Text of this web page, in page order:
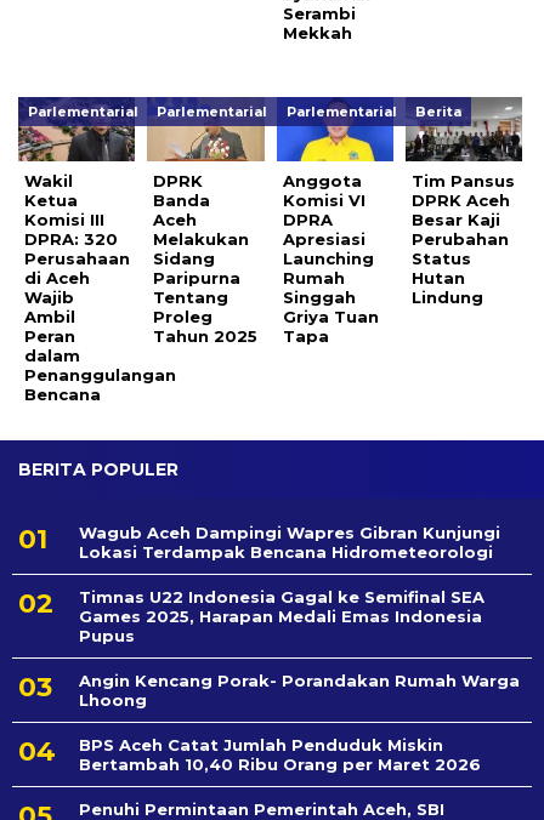
Serambi
Mekkah
Parlementarial
Wakil
Ketua
Komisi III
DPRA: 320
Perusahaan
di Aceh
Wajib
Ambil
Peran
dalam
Penanggulangan
Bencana
Parlementarial
DPRK
Banda
Aceh
Melakukan
Sidang
Paripurna
Tentang
Proleg
Tahun 2025
Parlementarial
Anggota
Komisi VI
DPRA
Apresiasi
Launching
Rumah
Singgah
Griya Tuan
Tapa
Berita
Tim Pansus
DPRK Aceh
Besar Kaji
Perubahan
Status
Hutan
Lindung
BERITA POPULER
Wagub Aceh Dampingi Wapres Gibran Kunjungi
Lokasi Terdampak Bencana Hidrometeorologi
Timnas U22 Indonesia Gagal ke Semifinal SEA
Games 2025, Harapan Medali Emas Indonesia
Pupus
Angin Kencang Porak- Porandakan Rumah Warga
Lhoong
BPS Aceh Catat Jumlah Penduduk Miskin
Bertambah 10,40 Ribu Orang per Maret 2026
Penuhi Permintaan Pemerintah Aceh, SBI